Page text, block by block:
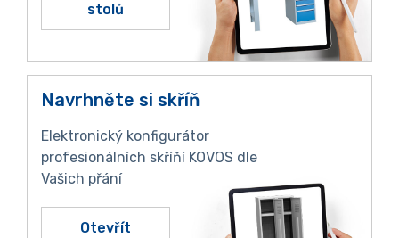
stolů
Navrhněte si skříň
Elektronický konfigurátor
profesionálních skříňí KOVOS dle
Vašich přání
Otevřít